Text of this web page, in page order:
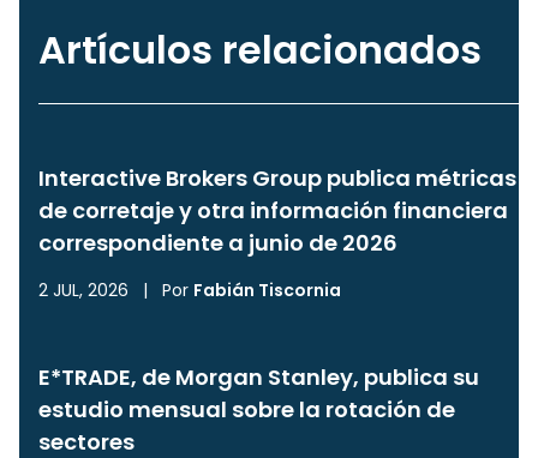
Artículos relacionados
Interactive Brokers Group publica métricas
de corretaje y otra información financiera
correspondiente a junio de 2026
2 JUL, 2026 | Por Fabián Tiscornia
E*TRADE, de Morgan Stanley, publica su
estudio mensual sobre la rotación de
sectores